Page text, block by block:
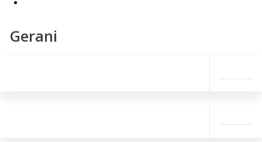
Gerani